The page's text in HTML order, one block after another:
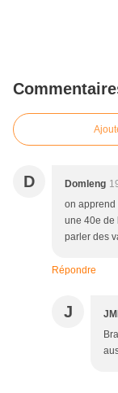
D Domleng
on apprend
une 40e de
parler des
Répondre
J